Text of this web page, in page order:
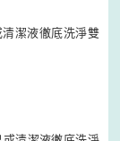
潔液徹底洗淨雙